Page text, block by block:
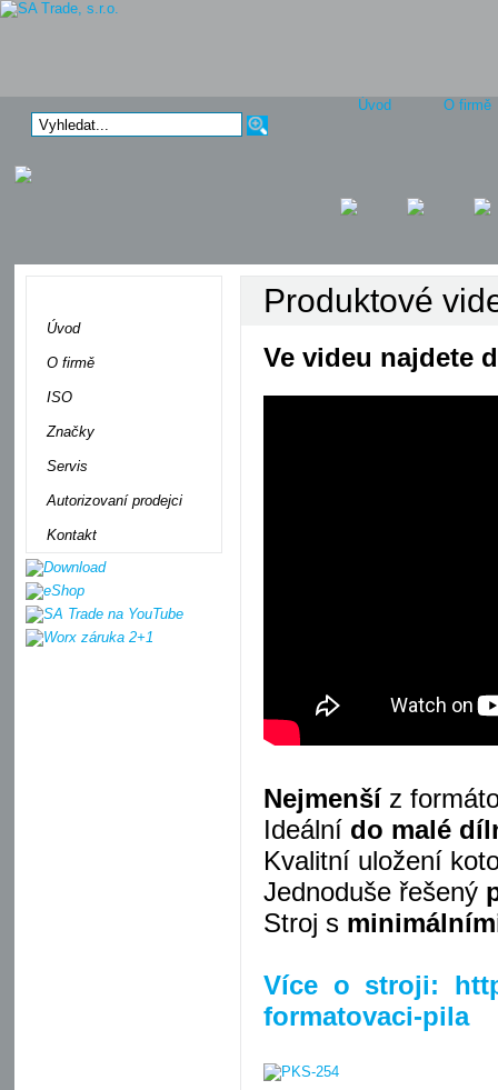
Úvod O firmě
Úvod
O firmě
ISO
Značky
Servis
Autorizovaní prodejci
Kontakt
Produktové
Ve videu najdete
Nejmenší z
Ideální do malé
Kvalitní uložení
Jednoduše řešený
Stroj s
Více o stroji:
formatovaci-pila